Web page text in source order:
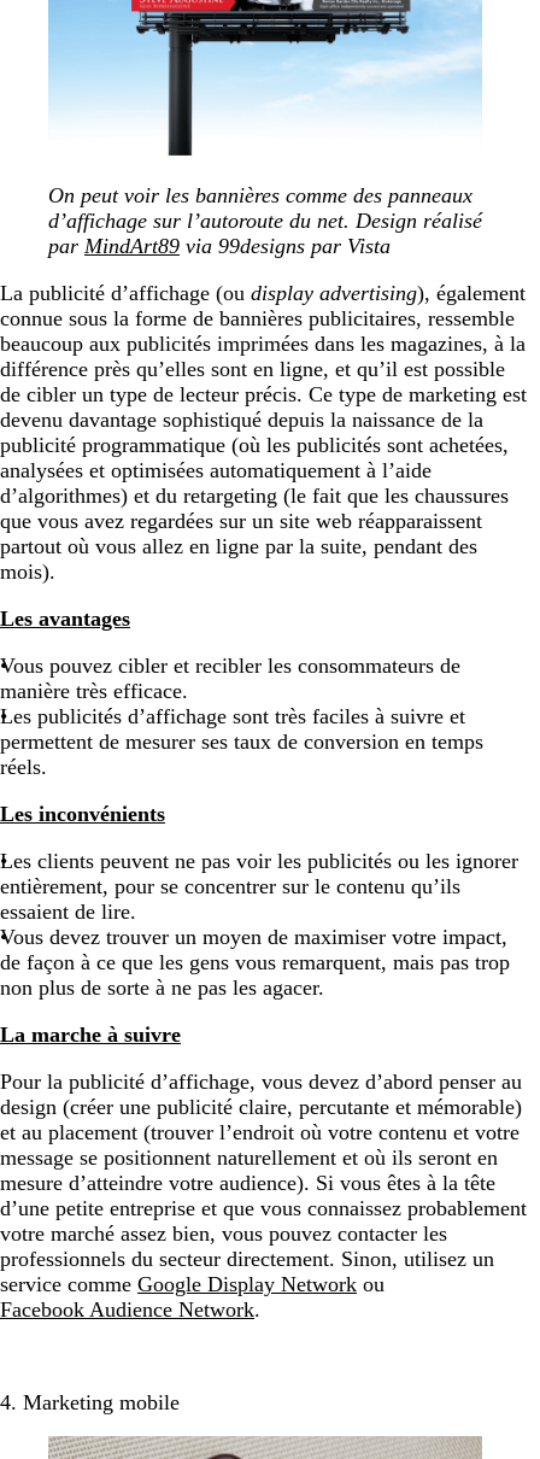
On peut voir les bannières comme des panneaux
d’affichage sur l’autoroute du net. Design réalisé
par MindArt89 via 99designs par Vista
La publicité d’affichage (ou display advertising), également
connue sous la forme de bannières publicitaires, ressemble
beaucoup aux publicités imprimées dans les magazines, à la
différence près qu’elles sont en ligne, et qu’il est possible
de cibler un type de lecteur précis. Ce type de marketing est
devenu davantage sophistiqué depuis la naissance de la
publicité programmatique (où les publicités sont achetées,
analysées et optimisées automatiquement à l’aide
d’algorithmes) et du retargeting (le fait que les chaussures
que vous avez regardées sur un site web réapparaissent
partout où vous allez en ligne par la suite, pendant des
mois).
Les avantages
Vous pouvez cibler et recibler les consommateurs de
manière très efficace.
Les publicités d’affichage sont très faciles à suivre et
permettent de mesurer ses taux de conversion en temps
réels.
Les inconvénients
Les clients peuvent ne pas voir les publicités ou les ignorer
entièrement, pour se concentrer sur le contenu qu’ils
essaient de lire.
Vous devez trouver un moyen de maximiser votre impact,
de façon à ce que les gens vous remarquent, mais pas trop
non plus de sorte à ne pas les agacer.
La marche à suivre
Pour la publicité d’affichage, vous devez d’abord penser au
design (créer une publicité claire, percutante et mémorable)
et au placement (trouver l’endroit où votre contenu et votre
message se positionnent naturellement et où ils seront en
mesure d’atteindre votre audience). Si vous êtes à la tête
d’une petite entreprise et que vous connaissez probablement
votre marché assez bien, vous pouvez contacter les
professionnels du secteur directement. Sinon, utilisez un
service comme Google Display Network ou
Facebook Audience Network.
4. Marketing mobile